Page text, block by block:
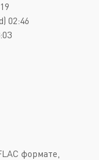
02:46
формате,